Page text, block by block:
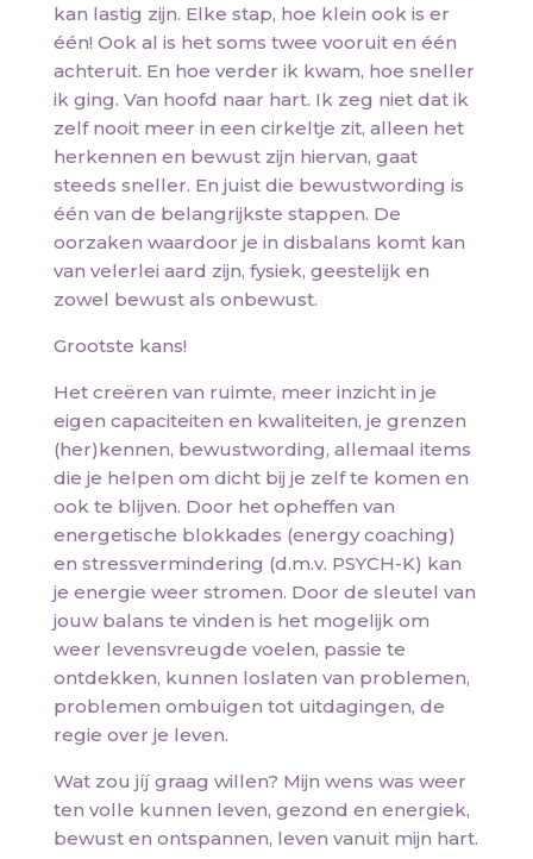
kan lastig zijn. Elke stap, hoe klein ook is er
één! Ook al is het soms twee vooruit en één
achteruit. En hoe verder ik kwam, hoe sneller
ik ging. Van hoofd naar hart. Ik zeg niet dat ik
zelf nooit meer in een cirkeltje zit, alleen het
herkennen en bewust zijn hiervan, gaat
steeds sneller. En juist die bewustwording is
één van de belangrijkste stappen. De
oorzaken waardoor je in disbalans komt kan
van velerlei aard zijn, fysiek, geestelijk en
zowel bewust als onbewust.
Grootste kans!
Het creëren van ruimte, meer inzicht in je
eigen capaciteiten en kwaliteiten, je grenzen
(her)kennen, bewustwording, allemaal items
die je helpen om dicht bij je zelf te komen en
ook te blijven. Door het opheffen van
energetische blokkades (energy coaching)
en stressvermindering (d.m.v. PSYCH-K) kan
je energie weer stromen. Door de sleutel van
jouw balans te vinden is het mogelijk om
weer levensvreugde voelen, passie te
ontdekken, kunnen loslaten van problemen,
problemen ombuigen tot uitdagingen, de
regie over je leven.
Wat zou jíj graag willen? Mijn wens was weer
ten volle kunnen leven, gezond en energiek,
bewust en ontspannen, leven vanuit mijn hart.